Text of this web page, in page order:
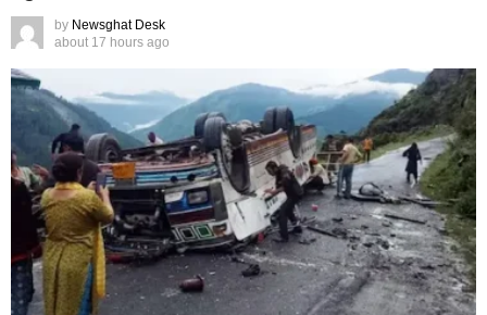
by Newsghat Desk
about 17 hours ago